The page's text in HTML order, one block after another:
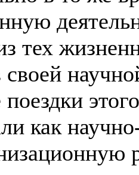
тех
своей
как